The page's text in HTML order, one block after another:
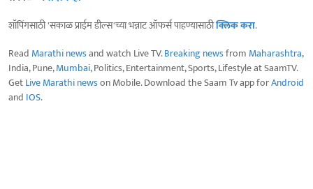
शॉपिंगसाठी 'सकाळ प्राईम डील्स'च्या भन्नाट ऑफर्स पाहण्यासाठीक्लिक करा.
Read Marathi newsand watch Live TV.Breaking newsfrom Maharashtra,
India, Pune,Mumbai, Politics, Entertainment, Sports, Lifestyle at SaamTV.
GetLive Marathi newson Mobile. Download the Saam Tv app forAndroid
and IOS.